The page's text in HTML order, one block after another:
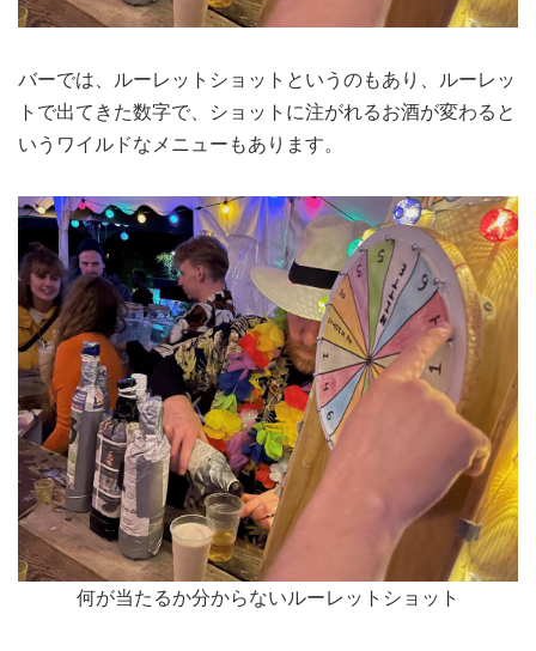
バーでは、ルーレットショットというのもあり、ルーレッ
トで出てきた数字で、ショットに注がれるお酒が変わると
いうワイルドなメニューもあります。
何が当たるか分からないルーレットショット